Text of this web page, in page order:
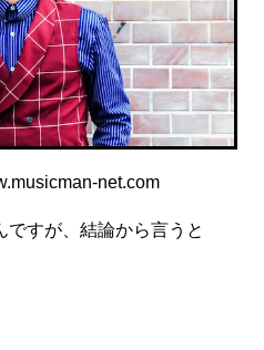
net.com
ですが、結論から言うと